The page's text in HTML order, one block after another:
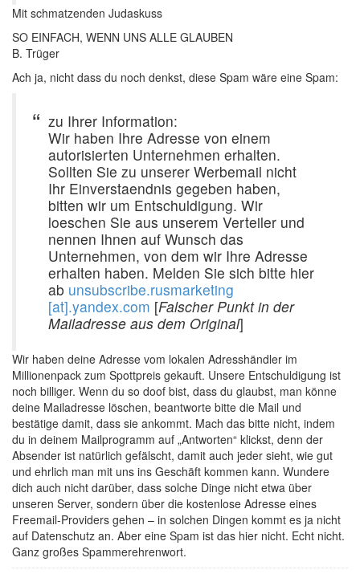
Mit schmatzenden Judaskuss
SO EINFACH, WENN UNS ALLE GLAUBEN
B. Trüger
Ach ja, nicht dass du noch denkst, diese Spam wäre eine Spam:
zu Ihrer Information:
Wir haben Ihre Adresse von einem
autorisierten Unternehmen erhalten.
Sollten Sie zu unserer Werbemail nicht
Ihr Einverstaendnis gegeben haben,
bitten wir um Entschuldigung. Wir
loeschen Sie aus unserem Verteiler und
nennen Ihnen auf Wunsch das
Unternehmen, von dem wir Ihre Adresse
erhalten haben. Melden Sie sich bitte hier
ab unsubscribe.rusmarketing
[at].yandex.com [Falscher Punkt in der
Mailadresse aus dem Original]
Wir haben deine Adresse vom lokalen Adresshändler im
Millionenpack zum Spottpreis gekauft. Unsere Entschuldigung ist
noch billiger. Wenn du so doof bist, dass du glaubst, man könne
deine Mailadresse löschen, beantworte bitte die Mail und
bestätige damit, dass sie ankommt. Mach das bitte nicht, indem
du in deinem Mailprogramm auf „Antworten“ klickst, denn der
Absender ist natürlich gefälscht, damit auch jeder sieht, wie gut
und ehrlich man mit uns ins Geschäft kommen kann. Wundere
dich auch nicht darüber, dass solche Dinge nicht etwa über
unseren Server, sondern über die kostenlose Adresse eines
Freemail-Providers gehen – in solchen Dingen kommt es ja nicht
auf Datenschutz an. Aber eine Spam ist das hier nicht. Echt nicht.
Ganz großes Spammerehrenwort.